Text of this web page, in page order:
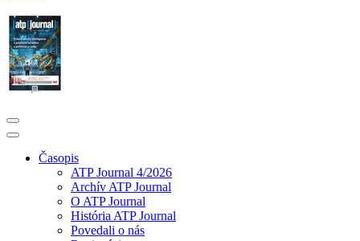
Časopis
ATP Journal 4/2026
Archív ATP Journal
O ATP Journal
História ATP Journal
Povedali o nás